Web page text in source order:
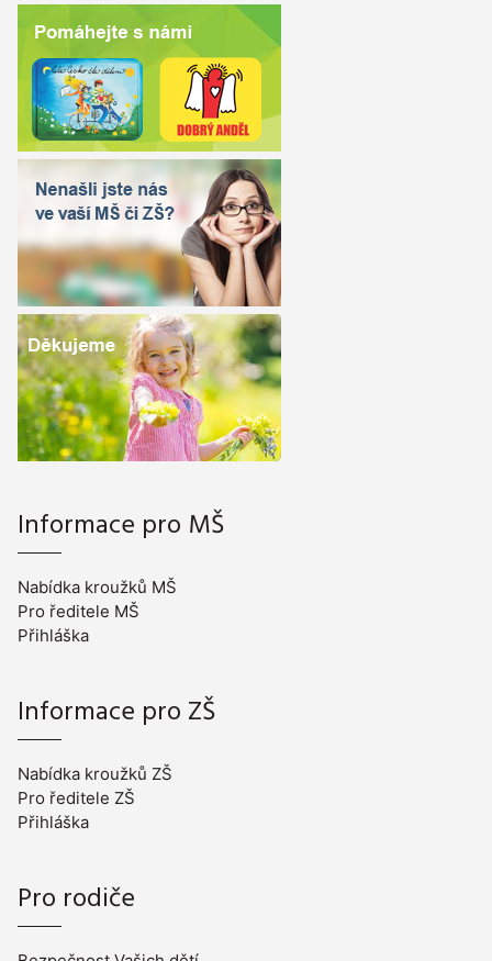
Informace pro MŠ
Nabídka kroužků MŠ
Pro ředitele MŠ
Přihláška
Informace pro ZŠ
Nabídka kroužků ZŠ
Pro ředitele ZŠ
Přihláška
Pro rodiče